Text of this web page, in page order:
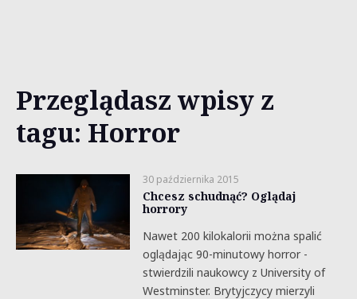
Przeglądasz wpisy z
tagu: Horror
30 października 2015
Chcesz schudnąć? Oglądaj
horrory
Nawet 200 kilokalorii można spalić
oglądając 90-minutowy horror -
stwierdzili naukowcy z University of
Westminster. Brytyjczycy mierzyli